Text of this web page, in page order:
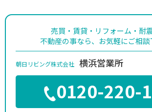
売買・賃貸・リフォーム・耐
不動産の事なら、お気軽にご相
朝日リビング株式会社 横浜営業所
0120-220-